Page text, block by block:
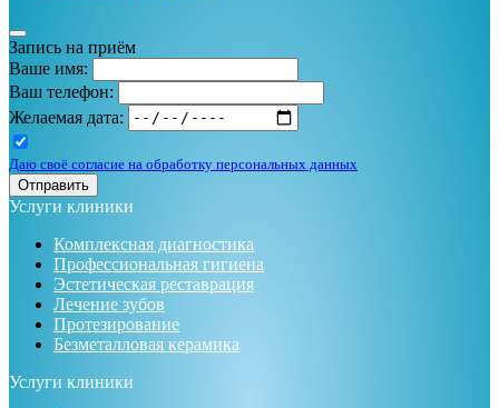
Запись на приём
Ваше имя:
Ваш телефон:
Желаемая дата:
Даю своё согласие на обработку персональных данных
Отправить
Услуги клиники
Комплексная диагностика
Профессиональная гигиена
Эстетическая реставрация
Лечение зубов
Протезирование
Безметалловая керамика
Услуги клиники